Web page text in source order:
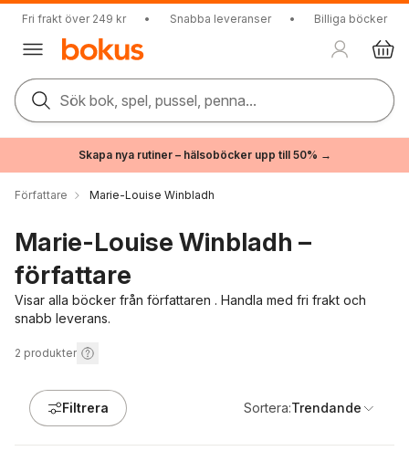
Fri frakt över 249 kr • Snabba leveranser • Billiga böcker
Sök bok, spel, pussel, penna...
Skapa nya rutiner – hälsoböcker upp till 50% →
Författare Marie-Louise Winbladh
Marie-Louise Winbladh –
författare
Visar alla böcker från författaren . Handla med fri frakt och
snabb leverans.
2 produkter
Filtrera Sortera:Trendande